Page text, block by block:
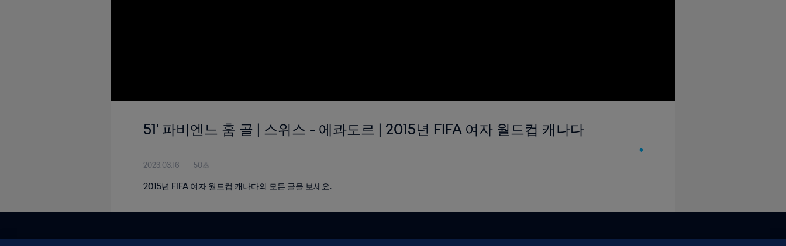
51' 파비엔느 훔 골 | 스위스 - 에콰도르 | 2015년 FIFA 여자 월드컵 캐나다
2023.03.16 50초
2015년 FIFA 여자 월드컵 캐나다의 모든 골을 보세요.